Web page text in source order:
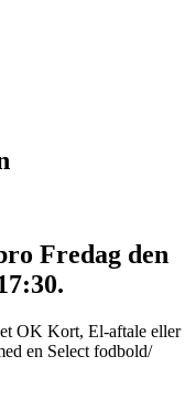
Fredag den
OK Kort, El-aftale eller
en Select fodbold/